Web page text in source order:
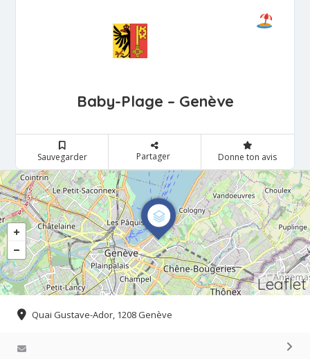
Baby-Plage – Genève
Sauvegarder Partager Donne ton avis
Leaflet
Quai Gustave-Ador, 1208 Genève